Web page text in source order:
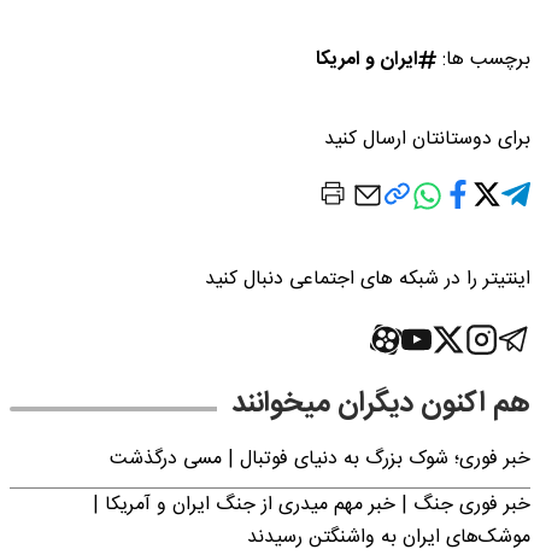
برچسب ها: ایران و امریکا
برای دوستانتان ارسال کنید
اینتیتر را در شبکه های اجتماعی دنبال کنید
هم اکنون دیگران میخوانند
خبر فوری؛‌ شوک بزرگ به دنیای فوتبال | مسی درگذشت
خبر فوری جنگ | خبر مهم میدری از جنگ ایران و آمریکا |
موشک‌های ایران به واشنگتن رسیدند